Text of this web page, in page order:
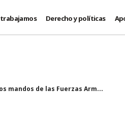
Derecho y políticas
mandos de las Fuerzas Arm...